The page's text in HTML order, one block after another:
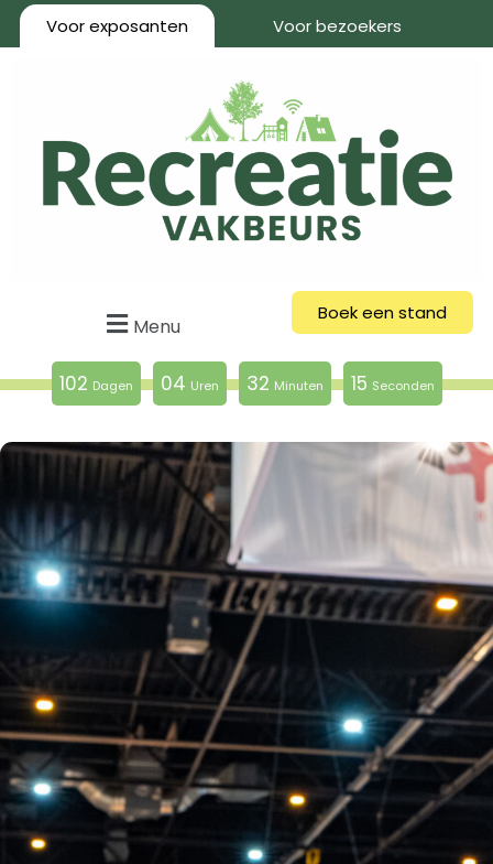
Voor exposanten Voor bezoekers
Menu
Boek een stand
102 Dagen 04 Uren 32 Minuten 14 Seconden